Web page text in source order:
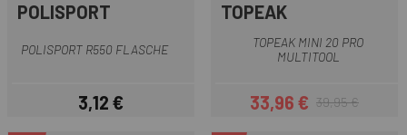
POLISPORT
POLISPORT R550 FLASCHE
Preis
3,12 €
TOPEAK
TOPEAK MINI 20 PRO
MULTITOOL
Preis
33,96 €Regulärer Preis
39,95 €